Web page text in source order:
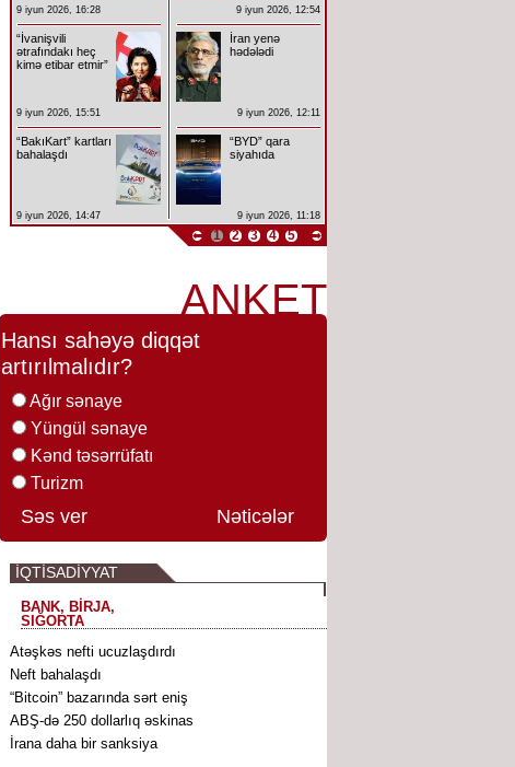
9 iyun 2026, 16:28
“İvanişvili
ətrafındakı heç
kimə etibar etmir”
9 iyun 2026, 15:51
“BakıKart” kartları
bahalaşdı
9 iyun 2026, 14:47
9 iyun 2026, 12:54
İran yenə
hədələdi
9 iyun 2026, 12:11
“BYD” qara
siyahıda
9 iyun 2026, 11:18
1 2 3 4 5
ANKET
Hansı sahəyə diqqət
artırılmalıdır?
Ağır sənaye
Yüngül sənaye
Kənd təsərrüfatı
Turizm
Səs ver Nəticələr
İQTİSADİYYAT
BANK, BİRJA,
SIĞORTA
Atəşkəs nefti ucuzlaşdırdı
Neft bahalaşdı
“Bitcoin” bazarında sərt eniş
ABŞ-də 250 dollarlıq əskinas
İrana daha bir sanksiya